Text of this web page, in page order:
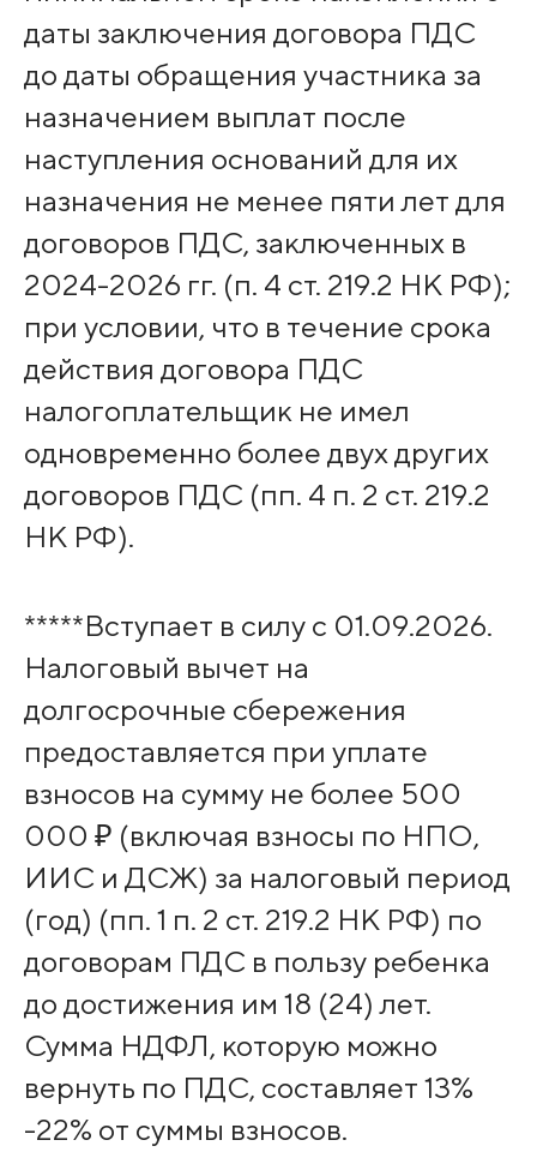
даты заключения договора ПДС
до даты обращения участника за
назначением выплат после
наступления оснований для их
назначения не менее пяти лет для
договоров ПДС, заключенных в
2024-2026 гг. (п. 4 ст. 219.2 НК РФ);
при условии, что в течение срока
действия договора ПДС
налогоплательщик не имел
одновременно более двух других
договоров ПДС (пп. 4 п. 2 ст. 219.2
НК РФ).
*****Вступает в силу с 01.09.2026.
Налоговый вычет на
долгосрочные сбережения
предоставляется пpи уплате
взносов на сумму не более 500
000 ₽ (включая взносы по НПО,
ИИС и ДСЖ) за налоговый период
(год) (пп. 1 п. 2 ст. 219.2 НК РФ) по
договорам ПДС в пользу ребенка
до достижения им 18 (24) лет.
Сумма НДФЛ, которую можно
вернуть по ПДС, составляет 13%
-22% от суммы взносов.